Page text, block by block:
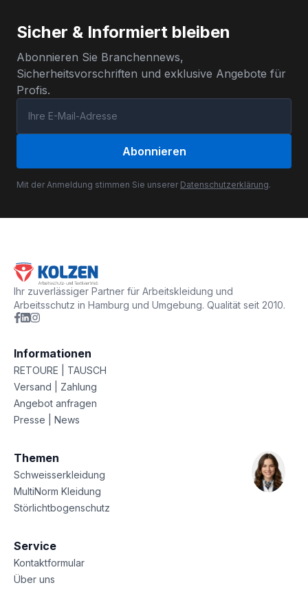
Sicher & Informiert bleiben
Abonnieren Sie Branchennews,
Sicherheitsvorschriften und exklusive Angebote für
Profis.
Abonnieren
Mit der Anmeldung stimmen Sie unserer Datenschutzerklärung.
Ihr zuverlässiger Partner für Arbeitskleidung und
Arbeitsschutz in Hamburg und Umgebung. Qualität seit 2010.
Informationen
RETOURE | TAUSCH
Versand | Zahlung
Angebot anfragen
Presse | News
Themen
Schweisserkleidung
MultiNorm Kleidung
Störlichtbogenschutz
Service
Kontaktformular
Über uns